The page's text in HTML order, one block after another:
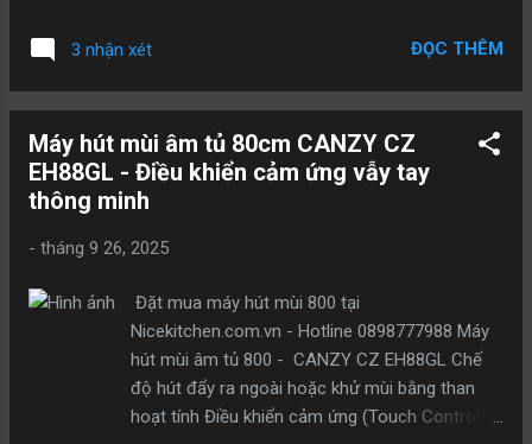
Trang bị động cơ turbin đôi công suất lên tới
năng lọc khử mùi hiệu quả. Sản phẩm được
NiceKitchen.com.vn phân phối chính hãng,
toàn quốc. 🔹 Giá tham khảo: 4.790.000đ 🔹
Phân phối độc quyền tại: NiceKitchen.com.vn
gàng, chiều ngang 80cm, phù hợp với mọi
sang trọng. Thân máy bằng inox chống rỉ, dễ
lau chùi. Điều khiển cảm ứng chạm, cảm ứng
vẫy tay. Tự động kéo ra đẩy vào bằng động
cơ. Hệ thống đèn LED chiếu sáng tiết kiệm
điện. 💡 Ưu điểm: Giúp không gian bếp rộng
3 nhận xét ĐỌC THÊM
Máy hút mùi âm tủ 80cm CANZY CZ
EH88GL - Điều khiển cảm ứng vẫy tay
thông minh
- tháng 9 26, 2025
Đặt mua máy hút mùi 800 tại
Nicekitchen.com.vn - Hotline 0898777988 Máy
hút mùi âm tủ 800 - CANZY CZ EH88GL Chế
độ hút đẩy ra ngoài hoặc khử mùi bằng than
hoạt tính Điều khiển cảm ứng (Touch Control)